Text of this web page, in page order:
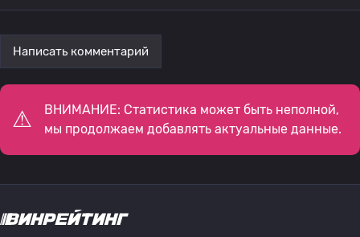
Написать комментарий
ВНИМАНИЕ: Статистика может быть неполной,
мы продолжаем добавлять актуальные данные.